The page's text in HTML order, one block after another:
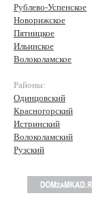
Рублево-Успенское
Новорижское
Пятницкое
Ильинское
Волоколамское
Районы:
Одинцовский
Красногорский
Истринский
Волоколамский
Рузский